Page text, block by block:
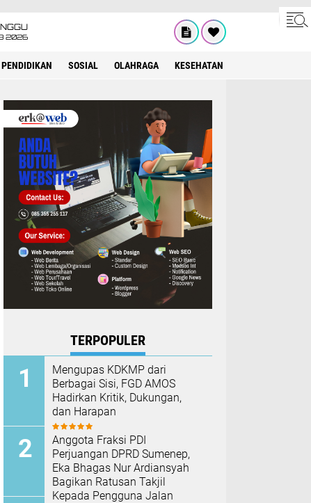
2026
PENDIDIKAN SOSIAL OLAHRAGA KESEHATAN
TERPOPULER
Mengupas KDKMP dari
Berbagai Sisi, FGD AMOS
Hadirkan Kritik, Dukungan,
dan Harapan
Anggota Fraksi PDI
Perjuangan DPRD Sumenep,
Eka Bhagas Nur Ardiansyah
Bagikan Ratusan Takjil
Kepada Pengguna Jalan